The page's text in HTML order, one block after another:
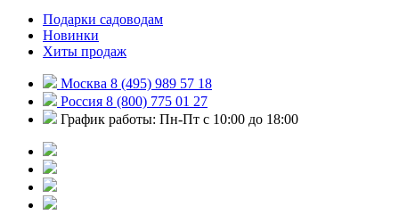
Подарки садоводам
Новинки
Хиты продаж
Москва 8 (495) 989 57 18
Россия 8 (800) 775 01 27
График работы: Пн-Пт с 10:00 до 18:00